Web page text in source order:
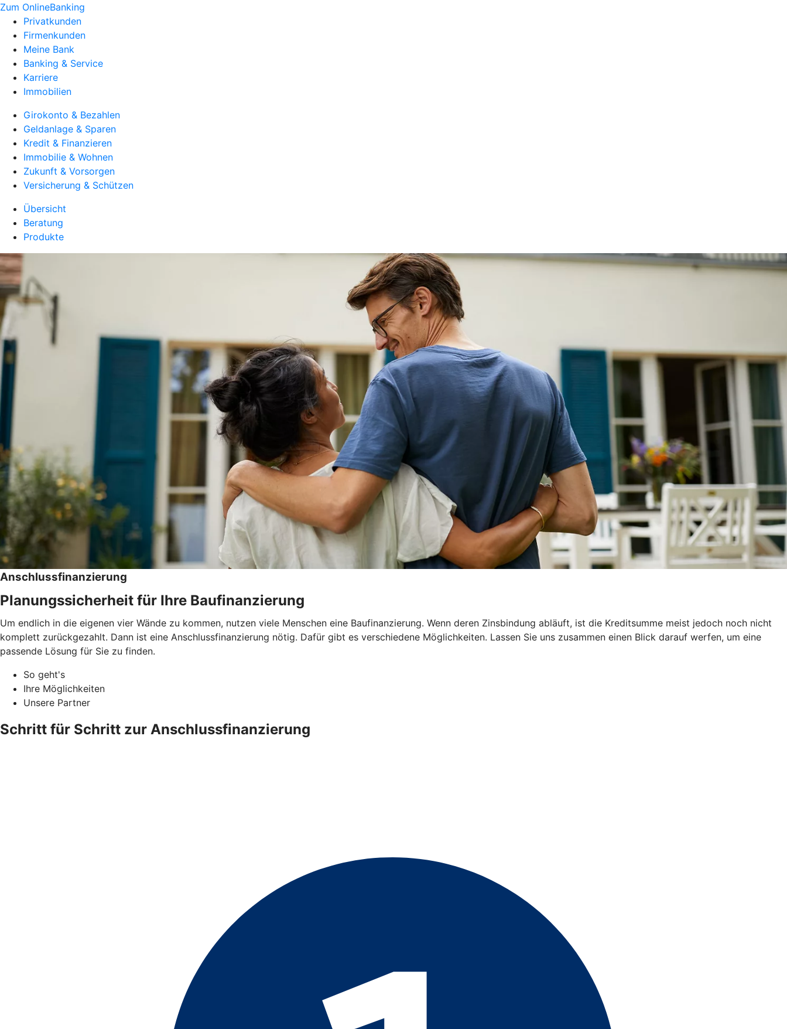
Zum OnlineBanking
Privatkunden
Firmenkunden
Meine Bank
Banking & Service
Karriere
Immobilien
Girokonto & Bezahlen
Geldanlage & Sparen
Kredit & Finanzieren
Immobilie & Wohnen
Zukunft & Vorsorgen
Versicherung & Schützen
Übersicht
Beratung
Produkte
Anschlussfinanzierung
Planungssicherheit für Ihre Baufinanzierung
Um endlich in die eigenen vier Wände zu kommen, nutzen viele Menschen eine Baufinanzierung. Wenn deren Zinsbindung abläuft, ist die Kreditsumme meist jedoch noch nicht
komplett zurückgezahlt. Dann ist eine Anschlussfinanzierung nötig. Dafür gibt es verschiedene Möglichkeiten. Lassen Sie uns zusammen einen Blick darauf werfen, um eine
passende Lösung für Sie zu finden.
So geht's
Ihre Möglichkeiten
Unsere Partner
Schritt für Schritt zur Anschlussfinanzierung